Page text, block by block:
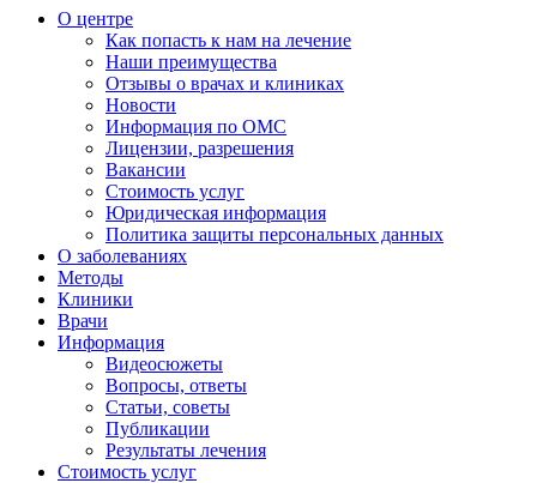
О центре
Как попасть к нам на лечение
Наши преимущества
Отзывы о врачах и клиниках
Новости
Информация по ОМС
Лицензии, разрешения
Вакансии
Стоимость услуг
Юридическая информация
Политика защиты персональных данных
О заболеваниях
Методы
Клиники
Врачи
Информация
Видеосюжеты
Вопросы, ответы
Статьи, советы
Публикации
Результаты лечения
Стоимость услуг